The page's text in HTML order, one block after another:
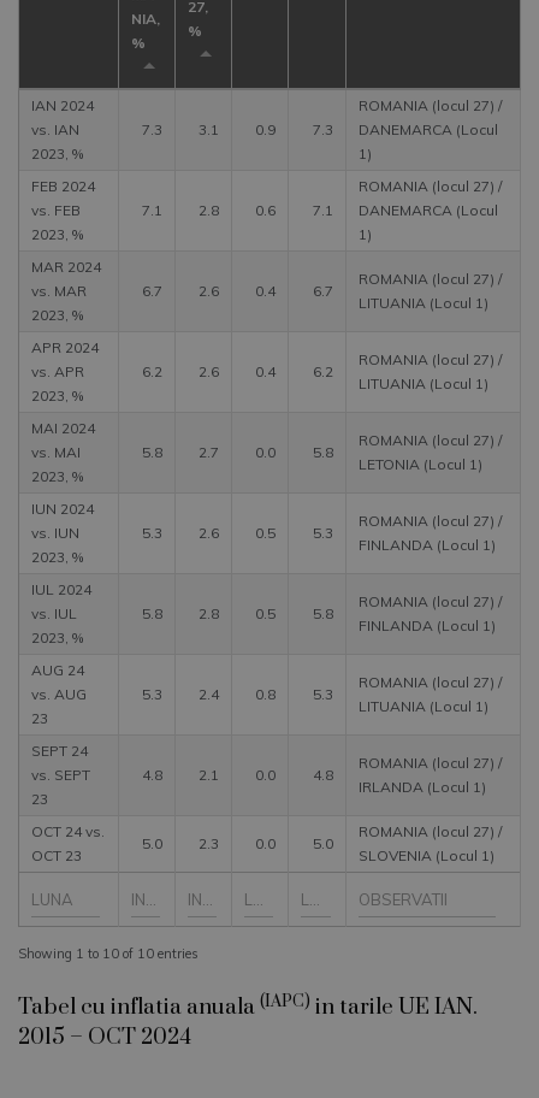
NIA,
%
27,
%
IAN 2024
vs. IAN
2023, %
7.3 3.1 0.9 7.3
ROMANIA (locul 27) /
DANEMARCA (Locul
1)
FEB 2024
vs. FEB
2023, %
7.1 2.8 0.6 7.1
ROMANIA (locul 27) /
DANEMARCA (Locul
1)
MAR 2024
vs. MAR
2023, %
6.7 2.6 0.4 6.7
ROMANIA (locul 27) /
LITUANIA (Locul 1)
APR 2024
vs. APR
2023, %
6.2 2.6 0.4 6.2
ROMANIA (locul 27) /
LITUANIA (Locul 1)
MAI 2024
vs. MAI
2023, %
5.8 2.7 0.0 5.8
ROMANIA (locul 27) /
LETONIA (Locul 1)
IUN 2024
vs. IUN
2023, %
5.3 2.6 0.5 5.3
ROMANIA (locul 27) /
FINLANDA (Locul 1)
IUL 2024
vs. IUL
2023, %
5.8 2.8 0.5 5.8
ROMANIA (locul 27) /
FINLANDA (Locul 1)
AUG 24
vs. AUG
23
5.3 2.4 0.8 5.3
ROMANIA (locul 27) /
LITUANIA (Locul 1)
SEPT 24
vs. SEPT
23
4.8 2.1 0.0 4.8
ROMANIA (locul 27) /
IRLANDA (Locul 1)
OCT 24 vs.
OCT 23
5.0 2.3 0.0 5.0
ROMANIA (locul 27) /
SLOVENIA (Locul 1)
Showing 1 to 10 of 10 entries
Tabel cu inflatia anuala (IAPC) in tarile UE IAN.
2015 – OCT 2024